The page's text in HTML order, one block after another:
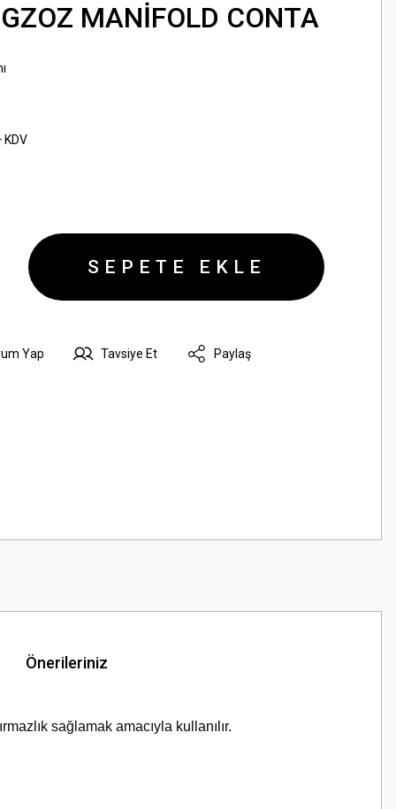
MANİFOLD CONTA
KDV
SEPETE EKLE
Yap Tavsiye Et Paylaş
Önerileriniz
sağlamak amacıyla kullanılır.